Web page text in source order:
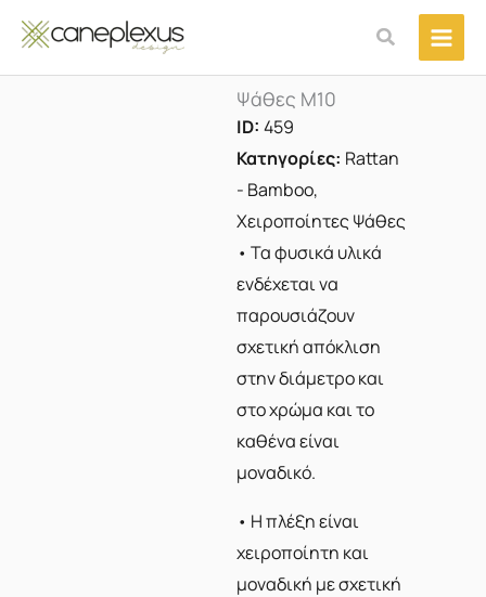
στο
περιεχόμενο
Αναζήτηση
Ψάθες M10
ID: 459
Κατηγορίες: Rattan
- Bamboo,
Χειροποίητες Ψάθες
• Τα φυσικά υλικά
ενδέχεται να
παρουσιάζουν
σχετική απόκλιση
στην διάμετρο και
στο χρώμα και το
καθένα είναι
μοναδικό.
• Η πλέξη είναι
χειροποίητη και
μοναδική με σχετική